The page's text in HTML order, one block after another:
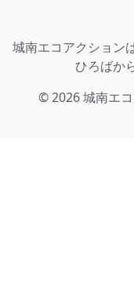
城南エコアクション
ひろばか
© 2026 城南エ